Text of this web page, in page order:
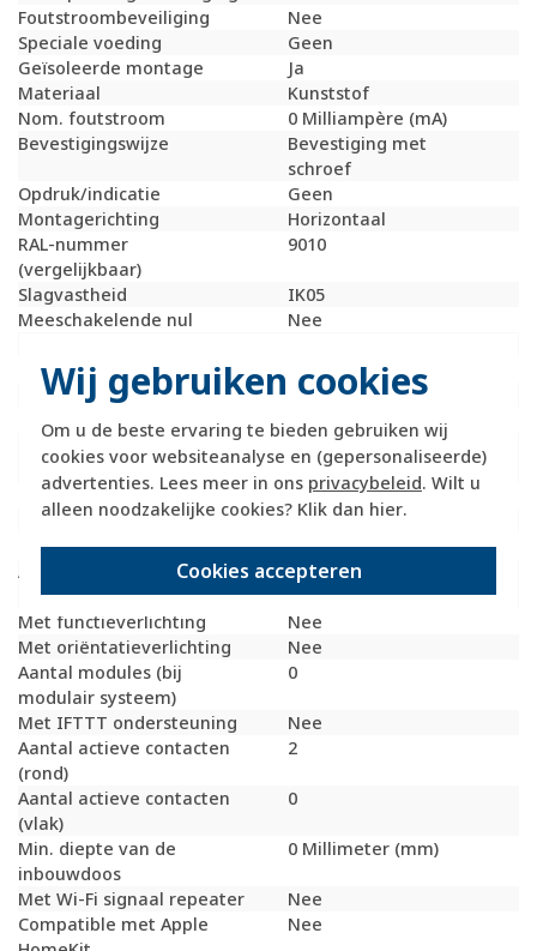
Wij gebruiken cookies
Om u de beste ervaring te bieden gebruiken wij
cookies voor websiteanalyse en (gepersonaliseerde)
advertenties. Lees meer in ons privacybeleid. Wilt u
alleen noodzakelijke cookies? Klik dan hier.
Cookies accepteren
Foutstroombeveiliging
Nee
Speciale voeding
Geen
Geïsoleerde montage
Ja
Materiaal
Kunststof
Nom. foutstroom
0 Milliampère (mA)
Bevestigingswijze
Bevestiging met
schroef
Opdruk/indicatie
Geen
Montagerichting
Horizontaal
RAL-nummer
(vergelijkbaar)
9010
Slagvastheid
IK05
Meeschakelende nul
Nee
Uitvoering oppervlakte
Mat
Met glaszekering
Nee
Met doorlusvoorziening
Nee
Geschikt voor
beschermingsgraad (IP)
IP55
Schakelmateriaalbreedte
147 Millimeter (mm)
Schakelmateriaalhoogte
76 Millimeter (mm)
Schakelmateriaaldiepte
65 Millimeter (mm)
Aantal contactdozen
schakelbaar
0
Met functieverlichting
Nee
Met oriëntatieverlichting
Nee
Aantal modules (bij
modulair systeem)
0
Met IFTTT ondersteuning
Nee
Aantal actieve contacten
(rond)
2
Aantal actieve contacten
(vlak)
0
Min. diepte van de
inbouwdoos
0 Millimeter (mm)
Met Wi-Fi signaal repeater
Nee
Compatible met Apple
Nee